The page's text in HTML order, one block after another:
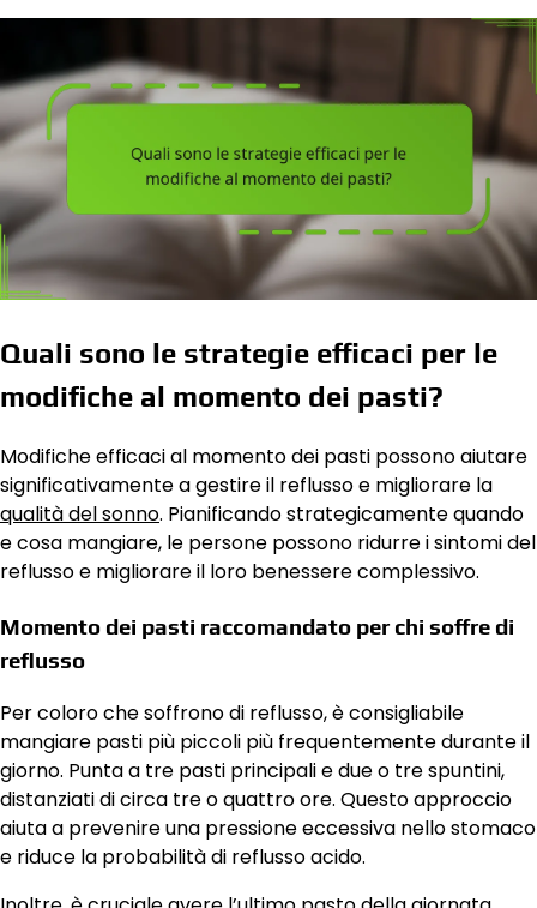
Quali sono le strategie efficaci per le
modifiche al momento dei pasti?
Modifiche efficaci al momento dei pasti possono aiutare
significativamente a gestire il reflusso e migliorare la
qualità del sonno. Pianificando strategicamente quando
e cosa mangiare, le persone possono ridurre i sintomi del
reflusso e migliorare il loro benessere complessivo.
Momento dei pasti raccomandato per chi soffre di
reflusso
Per coloro che soffrono di reflusso, è consigliabile
mangiare pasti più piccoli più frequentemente durante il
giorno. Punta a tre pasti principali e due o tre spuntini,
distanziati di circa tre o quattro ore. Questo approccio
aiuta a prevenire una pressione eccessiva nello stomaco
e riduce la probabilità di reflusso acido.